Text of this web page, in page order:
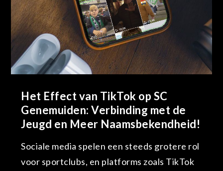
Het Effect van TikTok op SC
Genemuiden: Verbinding met de
Jeugd en Meer Naamsbekendheid!
Sociale media spelen een steeds grotere rol
voor sportclubs, en platforms zoals TikTok